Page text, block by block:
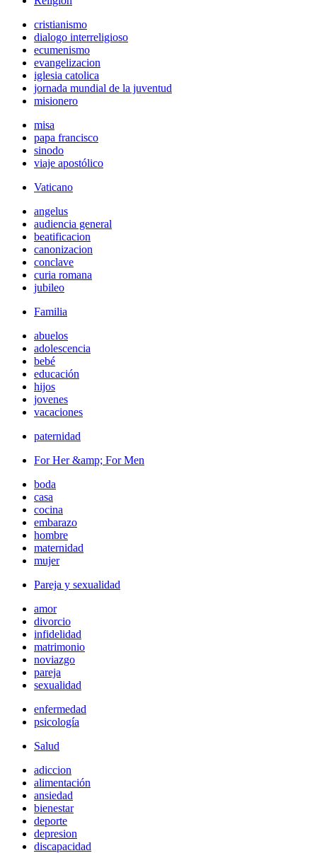
cristianismo
dialogo interreligioso
ecumenismo
evangelizacion
iglesia catolica
jornada mundial de la juventud
misionero
misa
papa francisco
sinodo
viaje apostólico
Vaticano
angelus
audiencia general
beatificacion
canonizacion
conclave
curia romana
jubileo
Familia
abuelos
adolescencia
bebé
educación
hijos
jovenes
vacaciones
paternidad
For Her &amp; For Men
boda
casa
cocina
embarazo
hombre
maternidad
mujer
Pareja y sexualidad
amor
divorcio
infidelidad
matrimonio
noviazgo
pareja
sexualidad
enfermedad
psicología
Salud
adiccion
alimentación
ansiedad
bienestar
deporte
depresion
discapacidad